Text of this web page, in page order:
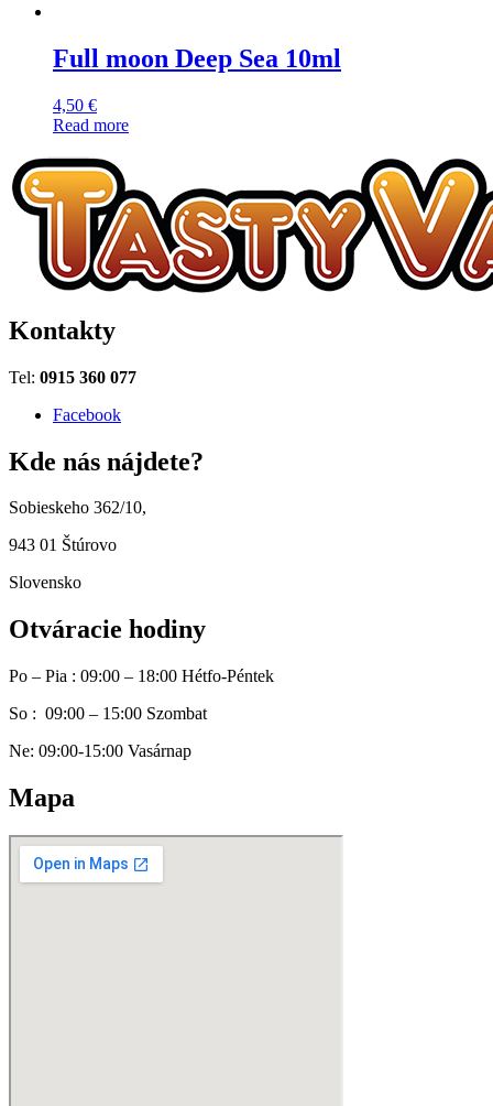
Full moon Deep Sea 10ml
4,50 €
Read more
Kontakty
Tel: 0915 360 077
Facebook
Kde nás nájdete?
Sobieskeho 362/10,
943 01 Štúrovo
Slovensko
Otváracie hodiny
Po – Pia : 09:00 – 18:00 Hétfo-Péntek
So : 09:00 – 15:00 Szombat
Ne: 09:00-15:00 Vasárnap
Mapa